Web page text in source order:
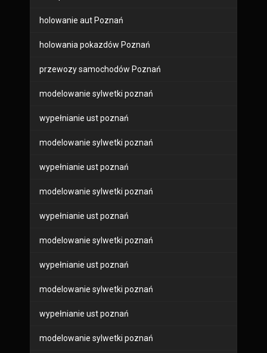
holowanie aut Poznań
holowania pokazdów Poznań
przewozy samochodów Poznań
modelowanie sylwetki poznań
wypełnianie ust poznań
modelowanie sylwetki poznań
wypełnianie ust poznań
modelowanie sylwetki poznań
wypełnianie ust poznań
modelowanie sylwetki poznań
wypełnianie ust poznań
modelowanie sylwetki poznań
wypełnianie ust poznań
modelowanie sylwetki poznań